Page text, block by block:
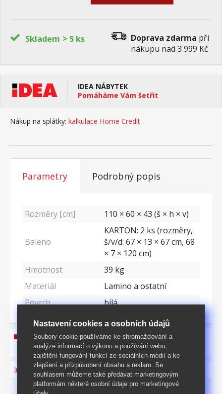
Skladem > 5 ks Doprava zdarma při
nákupu nad 3 999 Kč
IDEA NÁBYTEK
Pomáháme Vám šetřit
Nákup na splátky: kalkulace Home Credit
Parametry Podrobný popis
Rozměry [cm] 110 × 60 × 43 (š × h × v)
Baleno
KARTON: 2 ks (rozměry,
š/v/d: 67 × 13 × 67 cm, 68
× 7 × 120 cm)
Hmotnost
39 kg
Materiál
Lamino a ostatní
Povrch
bílá
návod k montáži ke stažení zde
Informace o produktu a bezpečnosti
Nastavení cookies a osobních údajů
Soubory cookie používáme ke shromažďování a
analýze informací o výkonu a používání webu,
zajištění fungování funkcí ze sociálních médií a ke
zlepšení a přizpůsobení obsahu a reklam. Se
souhlasem můžeme také předávat marketingovým
platformám některé osobní údaje pro marketingové